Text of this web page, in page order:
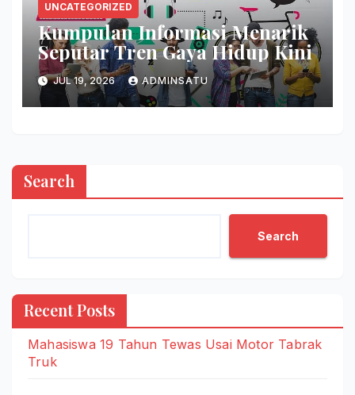
UNCATEGORIZED
Kumpulan Informasi Menarik
Seputar Tren Gaya Hidup Kini
JUL 19, 2026 ADMINSATU
Search
Search
Recent Posts
Mahasiswa 19 Tahun Tewas Usai Motor Tabrak
Truk